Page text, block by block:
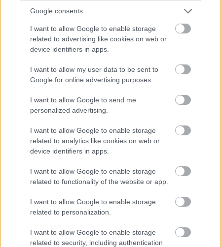
Google consents
I want to allow Google to enable storage
related to advertising like cookies on web or
device identifiers in apps.
I want to allow my user data to be sent to
Google for online advertising purposes.
I want to allow Google to send me
personalized advertising.
I want to allow Google to enable storage
related to analytics like cookies on web or
device identifiers in apps.
I want to allow Google to enable storage
related to functionality of the website or app.
I want to allow Google to enable storage
related to personalization.
I want to allow Google to enable storage
related to security, including authentication
A Gigabyte szerint is a PC-házban tekergőző kábelek
okozzák a legtöbb bosszúságot gépépítésnél. Még ha
igazán profi gépet is építesz, sőt, méretre vágott, egyedi
edzett üveglap oldalú számítógépházadban ne
éktelenkedjen egy-két kábelkorbács. A
számítógépházaknál már rengeteg trükköt bevetettek a
gyártók: kis ablakok az alaplap-lemezen, kétkamerás
de például egy videokártya kiegészítő tápellátását ki kell
hoznod a kártya külső sarkára.
A Gigabyte radikális megoldást választott az
Stealth 500esetében, ami külsőre épp olyan, mint a többi
kábelt sem találsz. Ehhez a Gigabyte részben szakított
az ATX-szabvánnyal és az alaplapon a hátlapra szerelte a
csatlakozókat. Mindet.